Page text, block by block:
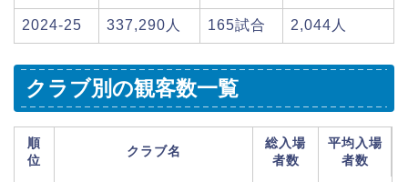
2024-25 337,290人 165試合 2,044人
クラブ別の観客数一覧
順
位
クラブ名
総入場
者数
平均入場
者数